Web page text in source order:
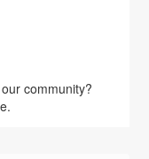
community?